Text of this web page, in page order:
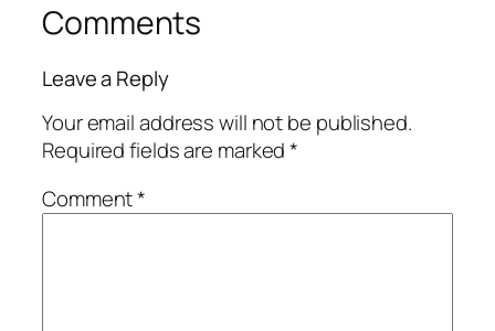
Comments
Leave a Reply
Your email address will not be published.
Required fields are marked*
Comment*